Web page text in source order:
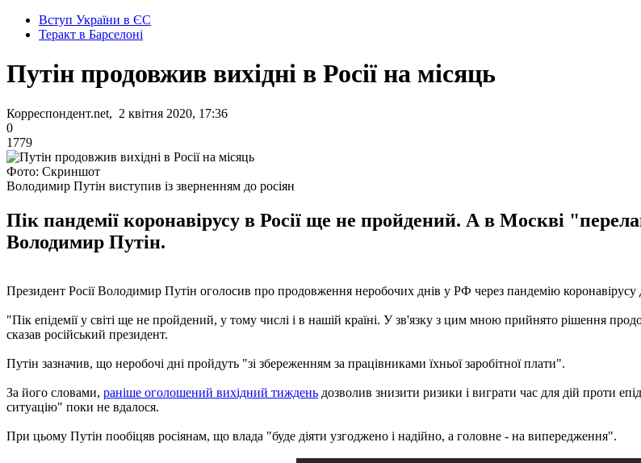
Вступ України в ЄС
Теракт в Барселоні
Путін продовжив вихідні в Росії на місяць
Корреспондент.net, 2 квітня 2020, 17:36
0
1779
Фото: Скриншот
Володимир Путін виступив із зверненням до росіян
Пік пандемії коронавірусу в Росії ще не пройдений. А в Москві
Володимир Путін.
Президент Росії Володимир Путін оголосив про продовження неробочих днів у РФ через пандемію коронавірусу
"Пік епідемії у світі ще не пройдений, у тому числі і в нашій країні. У зв'язку з цим мною прийнято рішення
сказав російський президент.
Путін зазначив, що неробочі дні пройдуть "зі збереженням за працівниками їхньої заробітної плати".
За його словами, раніше оголошений вихідний тиждень дозволив знизити ризики і виграти час для дій проти
ситуацію" поки не вдалося.
При цьому Путін пообіцяв росіянам, що влада "буде діяти узгоджено і надійно, а головне - на випередження".